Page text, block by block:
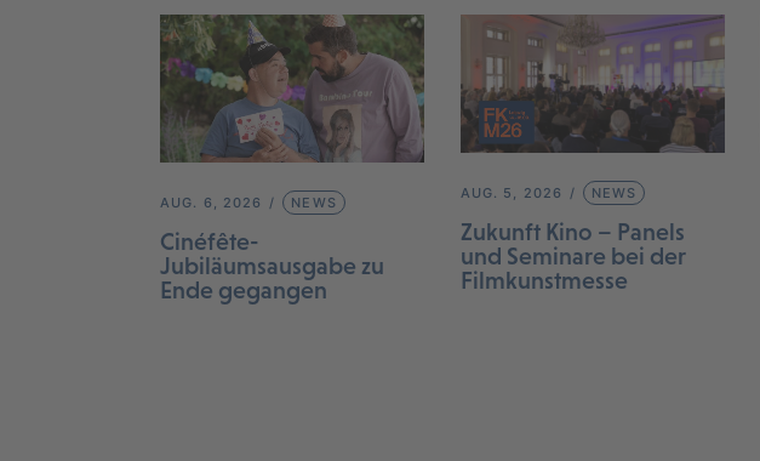
AUG. 6, 2026 NEWS
Cinéfête-
Jubiläumsausgabe zu
Ende gegangen
AUG. 5, 2026 NEWS
Zukunft Kino – Panels
und Seminare bei der
Filmkunstmesse